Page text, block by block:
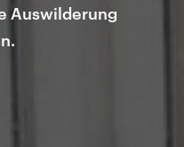
Auswilderung